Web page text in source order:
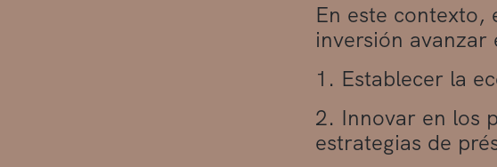
En este contexto,
inversión avanzar
1. Establecer la
2. Innovar en los
estrategias de